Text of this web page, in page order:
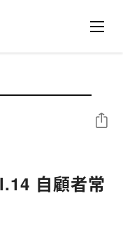
自顧者常
分享